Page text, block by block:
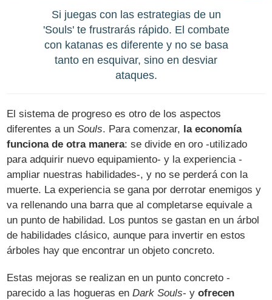
Si juegas con las estrategias de un
'Souls' te frustrarás rápido. El combate
con katanas es diferente y no se basa
tanto en esquivar, sino en desviar
ataques.
El sistema de progreso es otro de los aspectos
diferentes a unSouls. Para comenzar, la economía
funciona de otra manera: se divide en oro -utilizado
para adquirir nuevo equipamiento- y la experiencia -
ampliar nuestras habilidades-, y no se perderá con la
muerte. La experiencia se gana por derrotar enemigos y
va rellenando una barra que al completarse equivale a
un punto de habilidad. Los puntos se gastan en un árbol
de habilidades clásico, aunque para invertir en estos
árboles hay que encontrar un objeto concreto.
Estas mejoras se realizan en un punto concreto -
parecido a las hogueras enDark Souls- yofrecen